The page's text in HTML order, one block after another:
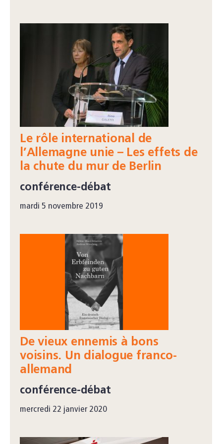
Le rôle international de
l’Allemagne unie – Les effets de
la chute du mur de Berlin
conférence-débat
mardi 5 novembre 2019
De vieux ennemis à bons
voisins. Un dialogue franco-
allemand
conférence-débat
mercredi 22 janvier 2020